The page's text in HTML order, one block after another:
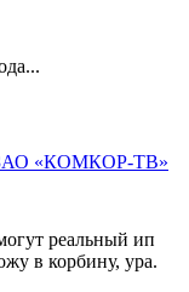
ЗАО «КОМКОР-ТВ»
реальный ип
в корбину, ура.